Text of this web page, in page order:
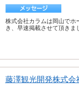
株式会社カラムは岡山でホ
き、早速掲載させて頂き
藤澤観光開発株式会